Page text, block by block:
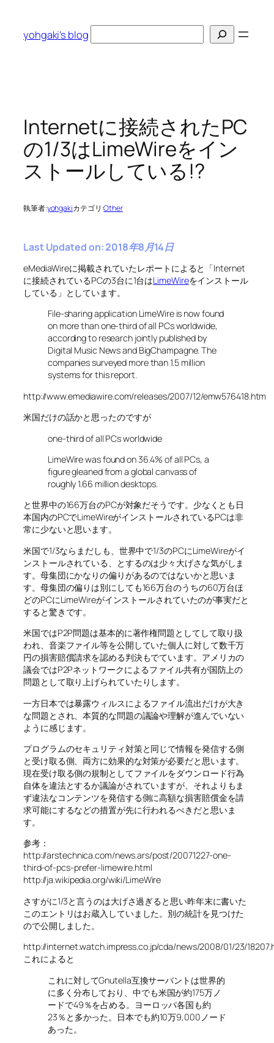
yohgaki's blog
索
Internetに接続されたPC
の1/3はLimeWireをイン
ストールしている!?
執筆者:yohgakiカテゴリ:Other
Last Updated on: 2018年8月14日
eMediaWireに掲載されていたレポートによると「Internet
に接続されているPCの3台に1台はLimeWireをインストール
している」としています。
File-sharing application LimeWire is now found
on more than one-third of all PCs worldwide,
according to research jointly published by
Digital Music News and BigChampagne. The
companies surveyed more than 1.5 million
systems for this report.
http://www.emediawire.com/releases/2007/12/emw576418.htm
米国だけの話かと思ったのですが
one-third of all PCs worldwide
LimeWire was found on 36.4% of all PCs, a
figure gleaned from a global canvass of
roughly 1.66 million desktops.
と世界中の166万台のPCが対象だそうです。少なくとも日
本国内のPCでLimeWireがインストールされているPCは非
常に少ないと思います。
米国で1/3ならまだしも、世界中で1/3のPCにLimeWireがイ
ンストールされている、とするのは少々大げさな気がしま
す。母集団にかなりの偏りがあるのではないかと思いま
す。母集団の偏りは別にしても166万台のうちの60万台ほ
どのPCにLimeWireがインストールされていたのが事実だと
すると驚きです。
米国ではP2P問題は基本的に著作権問題としてして取り扱
われ、音楽ファイル等を公開していた個人に対して数千万
円の損害賠償請求を認める判決もでています。アメリカの
議会ではP2Pネットワークによるファイル共有が国防上の
問題として取り上げられていたりします。
一方日本では暴露ウィルスによるファイル流出だけが大き
な問題とされ、本質的な問題の議論や理解が進んでいない
ように感じます。
プログラムのセキュリティ対策と同じで情報を発信する側
と受け取る側、両方に効果的な対策が必要だと思います。
現在受け取る側の規制としてファイルをダウンロード行為
自体を違法とするか議論がされていますが、それよりもま
ず違法なコンテンツを発信する側に高額な損害賠償金を請
求可能にするなどの措置が先に行われるべきだと思いま
す。
参考：
http://arstechnica.com/news.ars/post/20071227-one-
third-of-pcs-prefer-limewire.html
http://ja.wikipedia.org/wiki/LimeWire
さすがに1/3と言うのは大げさ過ぎると思い昨年末に書いた
このエントリはお蔵入していました。別の統計を見つけた
ので公開しました。
http://internet.watch.impress.co.jp/cda/news/2008/01/23/
これによると
これに対してGnutella互換サーバントは世界的
に多く分布しており、中でも米国が約175万ノ
ードで49％を占める。ヨーロッパ各国も約
23％と多かった。日本でも約10万9,000ノード
あった。